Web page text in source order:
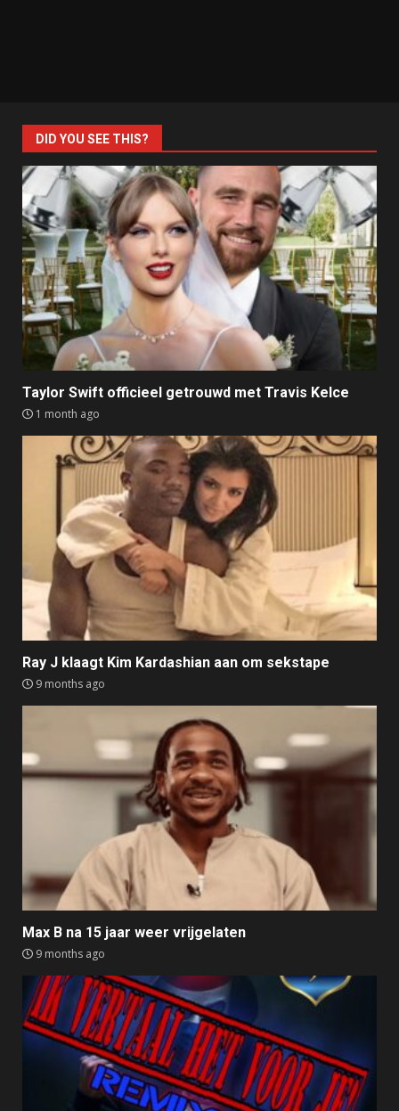
DID YOU SEE THIS?
Taylor Swift officieel getrouwd met Travis Kelce
1 month ago
Ray J klaagt Kim Kardashian aan om sekstape
9 months ago
Max B na 15 jaar weer vrijgelaten
9 months ago